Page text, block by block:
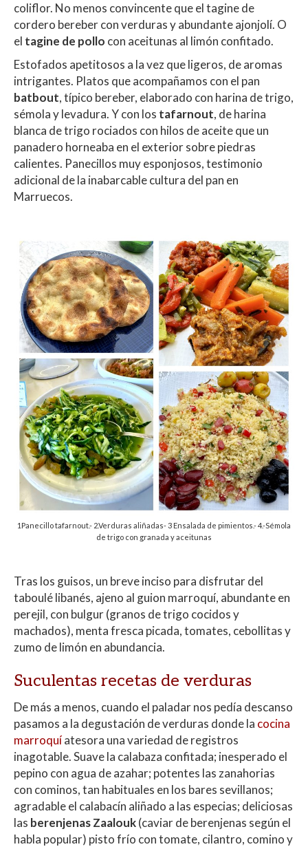
coliflor. No menos convincente que el tagine de
cordero bereber con verduras y abundante ajonjolí. O
el tagine de pollo con aceitunas al limón confitado.
Estofados apetitosos a la vez que ligeros, de aromas
intrigantes. Platos que acompañamos con el pan
batbout, típico bereber, elaborado con harina de trigo,
sémola y levadura. Y con los tafarnout, de harina
blanca de trigo rociados con hilos de aceite que un
panadero horneaba en el exterior sobre piedras
calientes. Panecillos muy esponjosos, testimonio
adicional de la inabarcable cultura del pan en
Marruecos.
1Panecillo tafarnout.- 2.Verduras aliñadas- 3 Ensalada de pimientos.- 4.-Sémola
de trigo con granada y aceitunas
Tras los guisos, un breve inciso para disfrutar del
taboulé libanés, ajeno al guion marroquí, abundante en
perejil, con bulgur (granos de trigo cocidos y
machados), menta fresca picada, tomates, cebollitas y
zumo de limón en abundancia.
Suculentas recetas de verduras
De más a menos, cuando el paladar nos pedía descanso
pasamos a la degustación de verduras donde la cocina
marroquíatesora una variedad de registros
inagotable. Suave la calabaza confitada; inesperado el
pepino con agua de azahar; potentes las zanahorias
con cominos, tan habituales en los bares sevillanos;
agradable el calabacín aliñado a las especias; deliciosas
las berenjenas Zaalouk(caviar de berenjenas según el
habla popular) pisto frío con tomate, cilantro, comino y